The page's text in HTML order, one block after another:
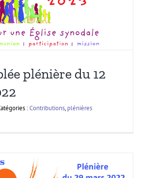
plénière du 12
:Contributions,plénières